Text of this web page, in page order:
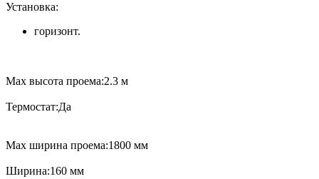
Установка:
горизонт.
Max высота проема:2.3 м
Термостат:Да
Max ширина проема:1800 мм
Ширина:160 мм